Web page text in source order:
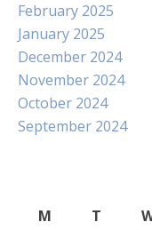
February 2025
January 2025
December 2024
November 2024
October 2024
September 2024
M
T